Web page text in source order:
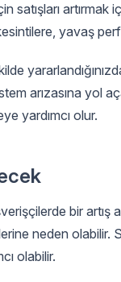
satışları artırmak
yavaş
arızasına yol
yardımcı olur.
bir artış
neden olabilir.
olabilir.